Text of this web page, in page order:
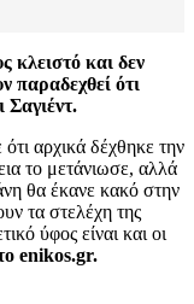
κλειστό και δεν
παραδεχθεί ότι
Σαγιέντ.
αρχικά δέχθηκε την
το μετάνιωσε, αλλά
θα έκανε κακό στην
τα στελέχη της
ύφος είναι και οι
enikos.gr.